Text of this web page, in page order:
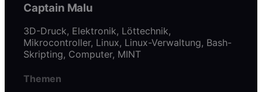
Captain Malu
3D-Druck, Elektronik, Löttechnik,
Mikrocontroller, Linux, Linux-Verwaltung, Bash-
Skripting, Computer, MINT
Themen